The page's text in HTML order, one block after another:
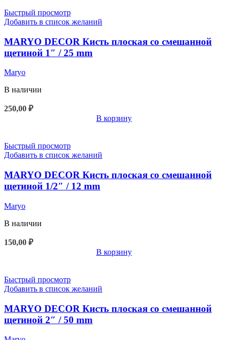
Быстрый просмотр
Добавить в список желаний
MARYO DECOR Кисть плоская со смешанной
щетиной 1″ / 25 mm
Maryo
В наличии
250,00 ₽
В корзину
Быстрый просмотр
Добавить в список желаний
MARYO DECOR Кисть плоская со смешанной
щетиной 1/2″ / 12 mm
Maryo
В наличии
150,00 ₽
В корзину
Быстрый просмотр
Добавить в список желаний
MARYO DECOR Кисть плоская со смешанной
щетиной 2″ / 50 mm